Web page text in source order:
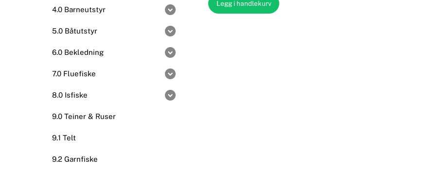
Legg i handlekurv
4.0 Barneutstyr
5.0 Båtutstyr
6.0 Bekledning
7.0 Fluefiske
8.0 Isfiske
9.0 Teiner & Ruser
9.1 Telt
9.2 Garnfiske